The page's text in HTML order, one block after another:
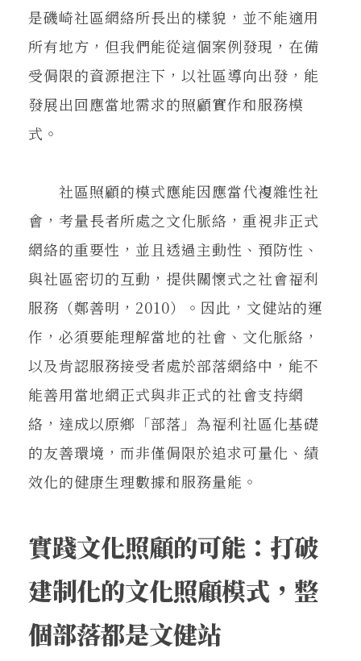
是磯崎社區網絡所長出的樣貌，並不能適用
所有地方，但我們能從這個案例發現，在備
受侷限的資源挹注下，以社區導向出發，能
發展出回應當地需求的照顧實作和服務模
式。
社區照顧的模式應能因應當代複雜性社
會，考量長者所處之文化脈絡，重視非正式
網絡的重要性，並且透過主動性、預防性、
與社區密切的互動，提供關懷式之社會福利
服務（鄭善明，2010）。因此，文健站的運
作，必須要能理解當地的社會、文化脈絡，
以及肯認服務接受者處於部落網絡中，能不
能善用當地網正式與非正式的社會支持網
絡，達成以原鄉「部落」為福利社區化基礎
的友善環境，而非僅侷限於追求可量化、績
效化的健康生理數據和服務量能。
實踐文化照顧的可能：打破
建制化的文化照顧模式，整
個部落都是文健站